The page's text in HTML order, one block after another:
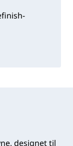
designet til